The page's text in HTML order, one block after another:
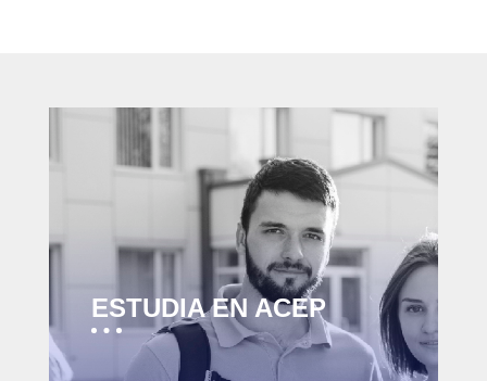
ESTUDIA EN ACEP